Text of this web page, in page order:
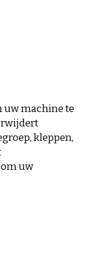
Keuze
van Smaak
smaak en
smaak
uw machine te
kleppen,
uw